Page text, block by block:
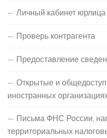
Личный кабинет юрлица
Проверь контрагента
Предоставление
Открытые и
иностранных
Письма ФНС России,
территориальных